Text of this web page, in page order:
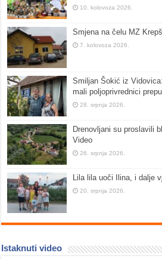
10. kolovoza 2026.
Smjena na čelu MZ
7. kolovoza 2026.
Smiljan Šokić iz
mali poljoprivrednici
28. srpnja 2026.
Drenovljani su proslavili
Video
26. srpnja 2026.
Lila lila uoči Ilina, i dalje
20. srpnja 2026.
Istaknuti video